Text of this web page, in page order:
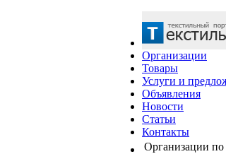
Организации
Товары
Услуги и
Объявления
Новости
Статьи
Контакты
Организации по